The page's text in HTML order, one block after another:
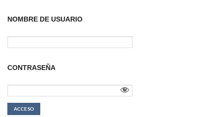
NOMBRE DE USUARIO
CONTRASEÑA